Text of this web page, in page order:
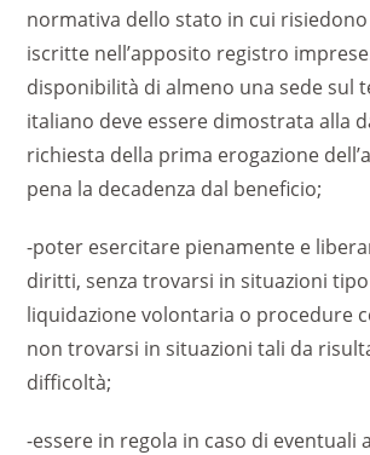
normativa dello stato in cui
iscritte nell’apposito registro
disponibilità di almeno una sede sul
italiano deve essere dimostrata alla
richiesta della prima erogazione
pena la decadenza dal beneficio;
-poter esercitare pienamente e
diritti, senza trovarsi in situazioni
liquidazione volontaria o procedure
non trovarsi in situazioni tali da
difficoltà;
-essere in regola in caso di eventuali